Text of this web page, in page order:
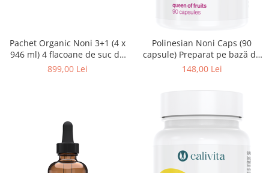
Pachet Organic Noni 3+1 (4 x
946 ml) 4 flacoane de suc de
noni certificat organic
899,00 Lei
Polinesian Noni Caps (90
capsule) Preparat pe bază de
fructe Noni
148,00 Lei